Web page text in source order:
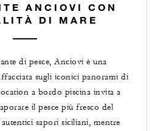
ANCIOVI CON
DI MARE
di pesce, Anciovi è una
sugli iconici panorami di
a bordo piscina invita a
il pesce più fresco del
sapori siciliani, mentre